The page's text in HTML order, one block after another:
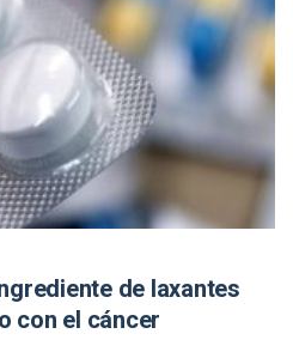
de laxantes
con el cáncer